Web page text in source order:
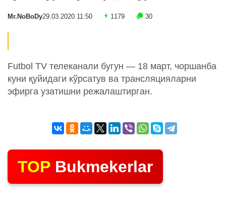
Mr.NoBoDy29.03.2020 11:50 1179 30
Futbol TV телеканали бугун — 18 март, чоршанба
куни қуйидаги кўрсатув ва трансляцияларни
эфирга узатишни режалаштирган.
TOP Bukmekerlar